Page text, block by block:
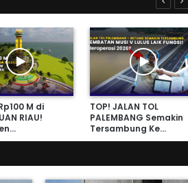
M di
RIAU!
TOP! JALAN TOL
PALEMBANG Semakin
Tersambung Ke…